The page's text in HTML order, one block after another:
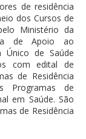
de residência
dos Cursos de
Ministério da
de Apoio ao
Único de Saúde
com edital de
de Residência
Programas de
em Saúde. São
de Residência